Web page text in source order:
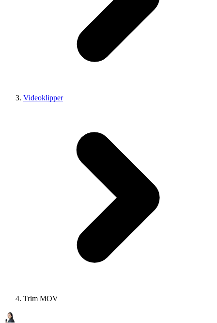
Videoklipper
Trim MOV